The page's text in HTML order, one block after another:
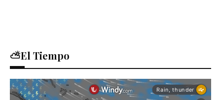
⛅El Tiempo